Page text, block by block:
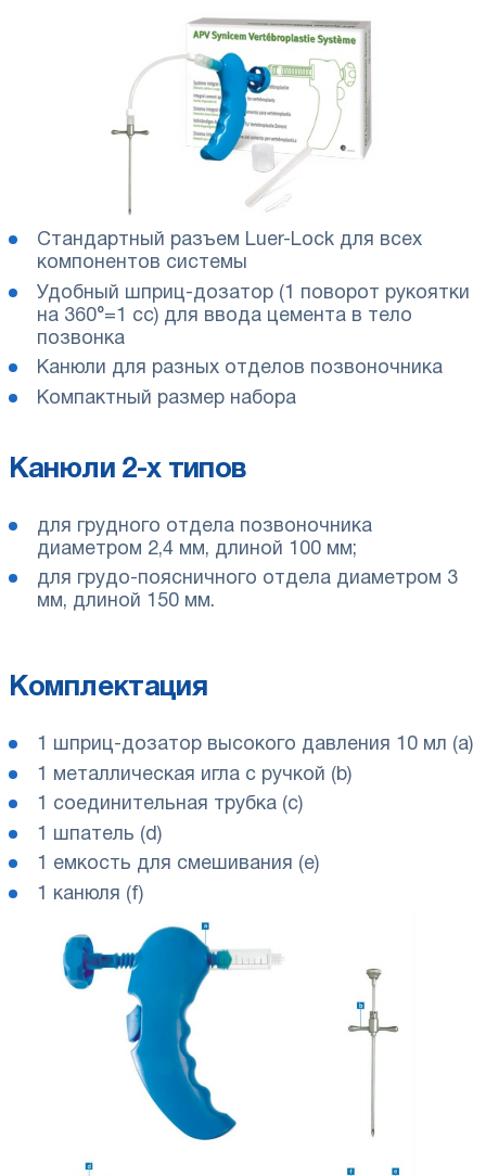
Стандартный разъем Luer-Lock для всех
компонентов системы
Удобный шприц-дозатор (1 поворот рукоятки
на 360°=1 сс) для ввода цемента в тело
позвонка
Канюли для разных отделов позвоночника
Компактный размер набора
Канюли 2-х типов
для грудного отдела позвоночника
диаметром 2,4 мм, длиной 100 мм;
для грудо-поясничного отдела диаметром 3
мм, длиной 150 мм.
Комплектация
1 шприц-дозатор высокого давления 10 мл (a)
1 металлическая игла с ручкой (b)
1 соединительная трубка (c)
1 шпатель (d)
1 емкость для смешивания (e)
1 канюля (f)